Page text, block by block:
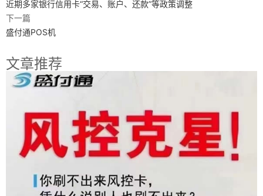
近期多家银行信用卡“交易、账户、还款”等政策调整
下一篇
盛付通POS机
文章推荐